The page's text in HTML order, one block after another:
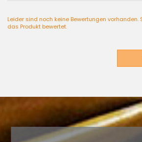
Leider sind noch keine Bewertungen vorhanden.
das Produkt bewertet.